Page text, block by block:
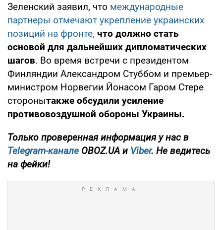
Зеленский заявил, что международные
партнеры отмечают укрепление украинских
позиций на фронте, что должно стать
основой для дальнейших дипломатических
шагов. Во время встречи с президентом
Финляндии Александром Стуббом и премьер-
министром Норвегии Йонасом Гаром Стере
сторонытакже обсудили усиление
противовоздушной обороны Украины.
Только проверенная информация у нас в
Telegram-канале OBOZ.UA и Viber. Не ведитесь
на фейки!